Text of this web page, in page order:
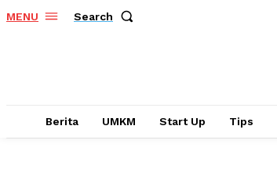
MENU Search
Berita UMKM Start Up Tips